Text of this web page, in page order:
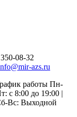
08-32
azs.ru
работы Пн-
с 8:00 до 19:00 |
Вс: Выходной